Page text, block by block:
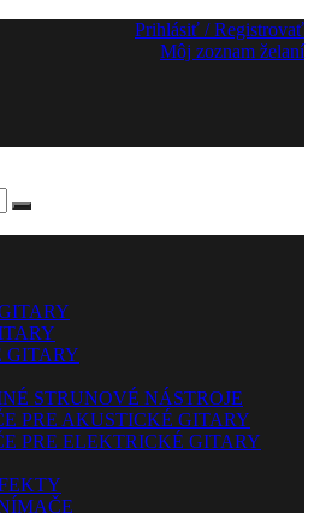
Prihlásiť / Registrovať
Môj zoznam želaní
GITARY
STRUNOVÉ NÁSTROJE
PRE AKUSTICKÉ GITARY
PRE ELEKTRICKÉ GITARY